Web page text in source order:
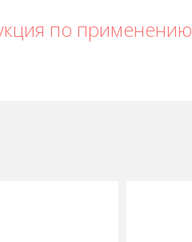
по применению